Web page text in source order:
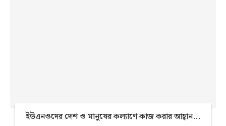
ইউএনওদের দেশ ও মানুষের কল্যাণে কাজ করার আহ্বান...